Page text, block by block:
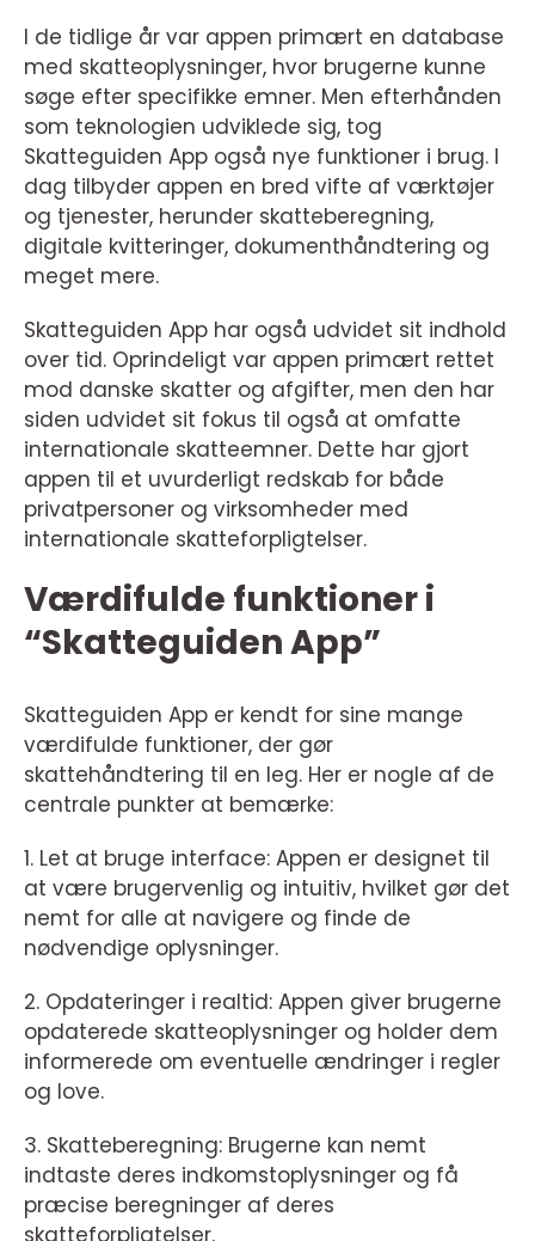
I de tidlige år var appen primært en database
med skatteoplysninger, hvor brugerne kunne
søge efter specifikke emner. Men efterhånden
som teknologien udviklede sig, tog
Skatteguiden App også nye funktioner i brug. I
dag tilbyder appen en bred vifte af værktøjer
og tjenester, herunder skatteberegning,
digitale kvitteringer, dokumenthåndtering og
meget mere.
Skatteguiden App har også udvidet sit indhold
over tid. Oprindeligt var appen primært rettet
mod danske skatter og afgifter, men den har
siden udvidet sit fokus til også at omfatte
internationale skatteemner. Dette har gjort
appen til et uvurderligt redskab for både
privatpersoner og virksomheder med
internationale skatteforpligtelser.
Værdifulde funktioner i
“Skatteguiden App”
Skatteguiden App er kendt for sine mange
værdifulde funktioner, der gør
skattehåndtering til en leg. Her er nogle af de
centrale punkter at bemærke:
1. Let at bruge interface: Appen er designet til
at være brugervenlig og intuitiv, hvilket gør det
nemt for alle at navigere og finde de
nødvendige oplysninger.
2. Opdateringer i realtid: Appen giver brugerne
opdaterede skatteoplysninger og holder dem
informerede om eventuelle ændringer i regler
og love.
3. Skatteberegning: Brugerne kan nemt
indtaste deres indkomstoplysninger og få
præcise beregninger af deres